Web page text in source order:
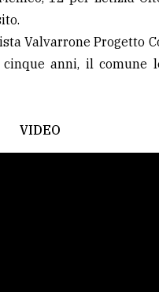
Valvarrone Progetto
anni, il comune
VIDEO